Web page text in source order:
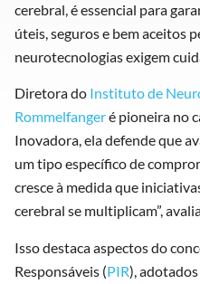
cerebral, é essencial para
úteis, seguros e bem aceitos
neurotecnologias exigem
Diretora do Instituto de
Rommelfangeré pioneira no
Inovadora, ela defende que
um tipo específico de
cresce à medida que
cerebral se multiplicam”,
Isso destaca aspectos do
Responsáveis (PIR),